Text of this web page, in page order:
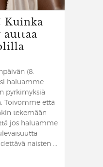
Kuinka
(8.
haluamme
pyrkimyksiä
Toivomme että
tekemään
jos haluamme
naisten ...